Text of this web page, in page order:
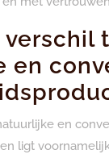
en
en
ligt